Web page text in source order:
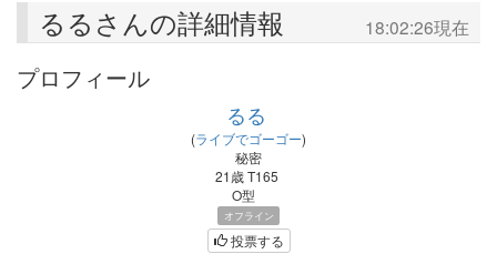
るるさんの詳細情報 18:02:26現在
プロフィール
るる
(ライブでゴーゴー)
秘密
21歳T165
O型
オフライン
投票する